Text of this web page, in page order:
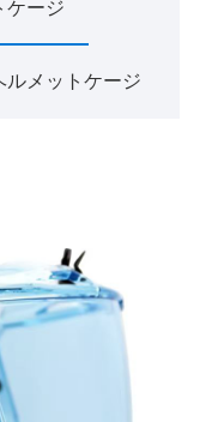
ケージ
ルメットケージ